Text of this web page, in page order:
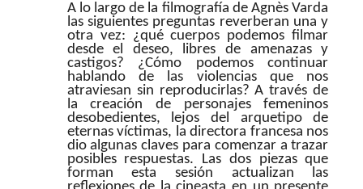
A lo largo de la filmografía de Agnès Varda
las siguientes preguntas reverberan una y
otra vez: ¿qué cuerpos podemos filmar
desde el deseo, libres de amenazas y
castigos? ¿Cómo podemos continuar
hablando de las violencias que nos
atraviesan sin reproducirlas? A través de
la creación de personajes femeninos
desobedientes, lejos del arquetipo de
eternas víctimas, la directora francesa nos
dio algunas claves para comenzar a trazar
posibles respuestas. Las dos piezas que
forman esta sesión actualizan las